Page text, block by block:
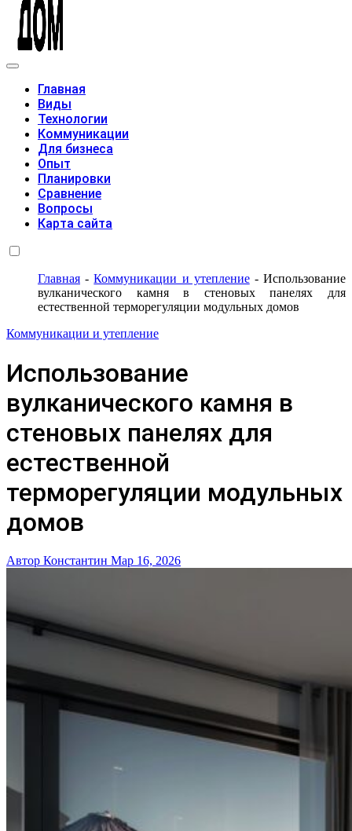
Главная
Виды
Технологии
Коммуникации
Для бизнеса
Опыт
Планировки
Сравнение
Вопросы
Карта сайта
Главная -Коммуникации и утепление-Использование
вулканического камня в стеновых панелях для
естественной терморегуляции модульных домов
Коммуникации и утепление
Использование
вулканического камня в
стеновых панелях для
естественной
терморегуляции модульных
домов
Автор Константин Мар 16, 2026